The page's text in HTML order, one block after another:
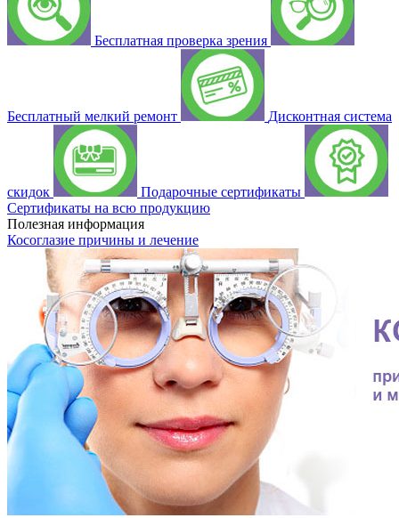
Бесплатная проверка зрения
Бесплатный мелкий ремонт Дисконтная система
скидок
Подарочные сертификаты
Сертификаты на всю продукцию
Полезная информация
Косоглазие причины и лечение